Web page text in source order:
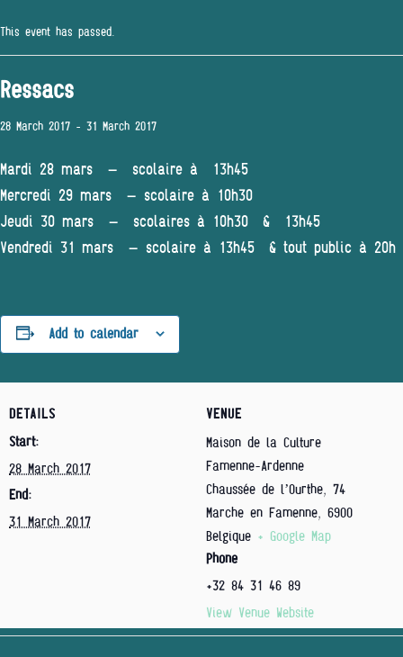
This event has passed.
Ressacs
28 March 2017 - 31 March 2017
Mardi 28 mars – scolaire à 13h45
Mercredi 29 mars – scolaire à 10h30
Jeudi 30 mars – scolaires à 10h30 & 13h45
Vendredi 31 mars – scolaire à 13h45 & tout public à 20h
Add to calendar
DETAILS
Start:
28 March 2017
End:
31 March 2017
VENUE
Maison de la Culture
Famenne-Ardenne
Chaussée de l’Ourthe, 74
Marche en Famenne, 6900
Belgique + Google Map
Phone
+32 84 31 46 89
View Venue Website